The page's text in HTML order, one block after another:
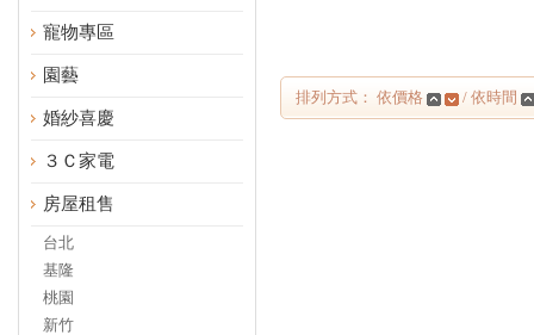
寵物專區
園藝
婚紗喜慶
３Ｃ家電
房屋租售
台北
基隆
桃園
新竹
排列方式： 依價格 / 依時間